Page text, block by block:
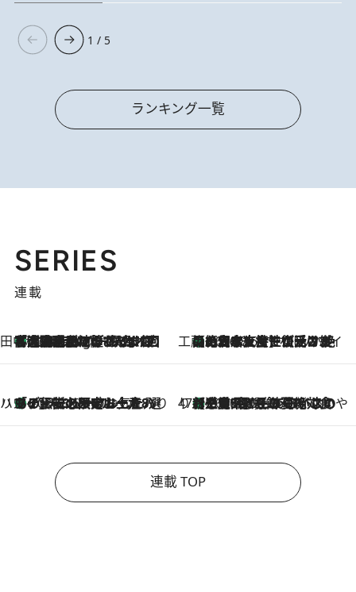
1 / 5
ランキング一覧
SERIES
連載
田中稲の勝手に再ブーム
1 Hour Ago
「湘南乃風に憧れて」観客大盛上がりの“タオル回し”に、ラッパー顔負けの高速歌唱まで…さだまさし（74）のアグレッシブすぎる現在地 工藤まやのおもてなしハワイ
2026.8.6
【ハワイ土産】ローカルの絶大な支持で復活！ 絶品の幻クッキー《元ファンの日本人女性が受け継いだ名店》
ハワイ賢者 リサのお気に入りリスト2026.8.6
あの伝説の限定トートも！ リニューアルした「ディーン＆デルーカ ハワイ」で必須のお土産8選 47都道府県の手みやげ ひんやりスイーツで夏を満喫
2026.8.6
【三重県】この夏絶対食べたい 冷やしておいしいおやつ3選 お餅×アイスの新感覚スイーツ
連載 TOP